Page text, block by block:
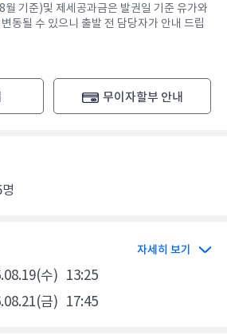
기준)및 제세공과금은 발권일 기준 유가와
동될 수 있으니 출발 전 담당자가 안내 드립
무이자할부 안내
자세히 보기
수) 13:25
금) 17:45